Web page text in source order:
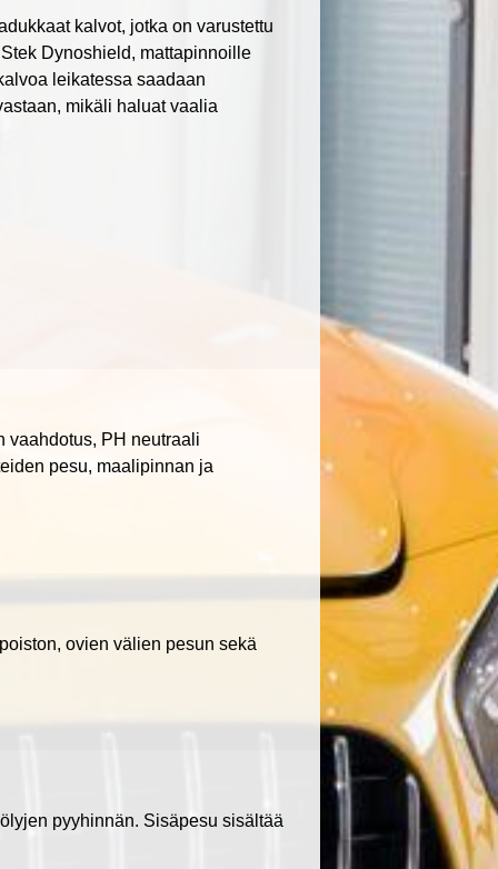
kalvot, jotka on varustettu
Dynoshield, mattapinnoille
leikatessa saadaan
mikäli haluat vaalia
vaahdotus, PH neutraali
pesu, maalipinnan ja
ovien välien pesun sekä
pyyhinnän. Sisäpesu sisältää